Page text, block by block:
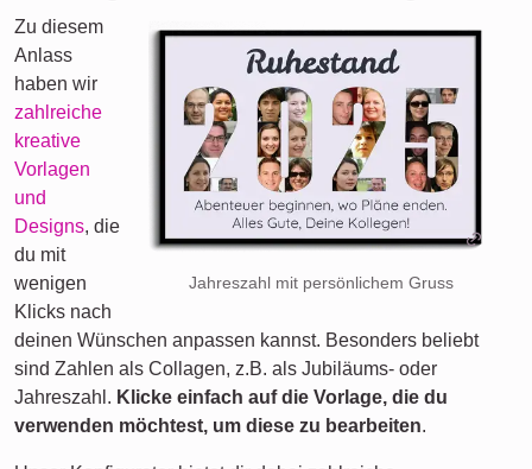
Jahreszahl mit persönlichem Gruss
Zu diesem
Anlass
haben wir
zahlreiche
kreative
Vorlagen
und
Designs, die
du mit
wenigen
Klicks nach
deinen Wünschen anpassen kannst. Besonders beliebt
sind Zahlen als Collagen, z.B. als Jubiläums- oder
Jahreszahl. Klicke einfach auf die Vorlage, die du
verwenden möchtest, um diese zu bearbeiten.